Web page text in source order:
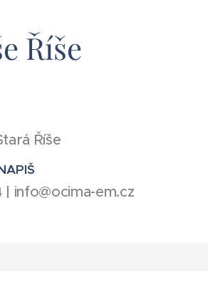
Říše
Říše
| info@ocima-em.cz